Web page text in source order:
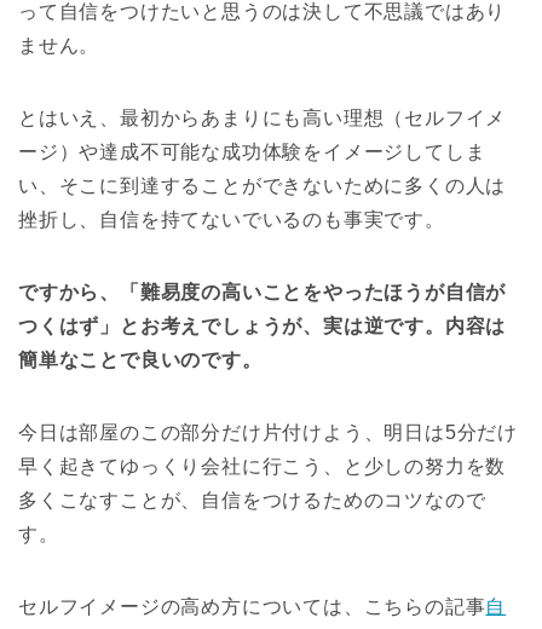
って自信をつけたいと思うのは決して不思議ではあり
ません。
とはいえ、最初からあまりにも高い理想（セルフイメ
ージ）や達成不可能な成功体験をイメージしてしま
い、そこに到達することができないために多くの人は
挫折し、自信を持てないでいるのも事実です。
ですから、「難易度の高いことをやったほうが自信が
つくはず」とお考えでしょうが、実は逆です。内容は
簡単なことで良いのです。
今日は部屋のこの部分だけ片付けよう、明日は5分だけ
早く起きてゆっくり会社に行こう、と少しの努力を数
多くこなすことが、自信をつけるためのコツなので
す。
セルフイメージの高め方については、こちらの記事自